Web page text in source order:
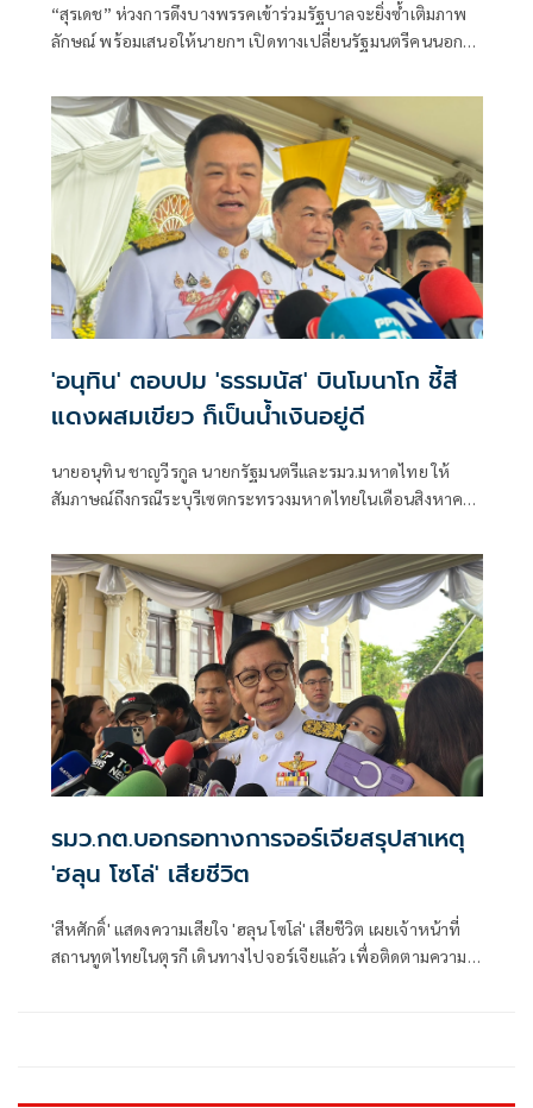
“สุรเดช” ห่วงการดึงบางพรรคเข้าร่วมรัฐบาลจะยิ่งซ้ำเติมภาพ
ลักษณ์ พร้อมเสนอให้นายกฯ เปิดทางเปลี่ยนรัฐมนตรีคนนอก
มาช่วยแก้วิกฤติประเทศ
'อนุทิน' ตอบปม 'ธรรมนัส' บินโมนาโก ชี้สี
แดงผสมเขียว ก็เป็นน้ำเงินอยู่ดี
นายอนุทิน ชาญวีรกูล นายกรัฐมนตรีและรมว.มหาดไทย ให้
สัมภาษณ์ถึงกรณีระบุรีเซตกระทรวงมหาดไทยในเดือนสิงหาคม
รมว.กต.บอกรอทางการจอร์เจียสรุปสาเหตุ
'ฮลุน โซโล่' เสียชีวิต
'สีหศักดิ์' แสดงความเสียใจ 'ฮลุน โซโล่' เสียชีวิต เผยเจ้าหน้าที่
สถานทูตไทยในตุรกี เดินทางไปจอร์เจียแล้ว เพื่อติดตามความ